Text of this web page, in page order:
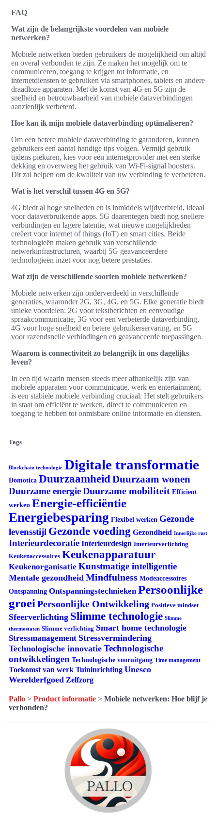
FAQ
Wat zijn de belangrijkste voordelen van mobiele
netwerken?
Mobiele netwerken bieden gebruikers de mogelijkheid om altijd
en overal verbonden te zijn. Ze maken het mogelijk om te
communiceren, toegang te krijgen tot informatie, en
internetdiensten te gebruiken via smartphones, tablets en andere
draadloze apparaten. Met de komst van 4G en 5G zijn de
snelheid en betrouwbaarheid van mobiele dataverbindingen
aanzienlijk verbeterd.
Hoe kan ik mijn mobiele dataverbinding optimaliseren?
Om een betere mobiele dataverbinding te garanderen, kunnen
gebruikers een aantal handige tips volgen. Vermijd gebruik
tijdens piekuren, kies voor een internetprovider met een sterke
dekking en overweeg het gebruik van Wi-Fi-signal boosters.
Dit zal helpen om de kwaliteit van uw verbinding te verbeteren.
Wat is het verschil tussen 4G en 5G?
4G biedt al hoge snelheden en is inmiddels wijdverbreid, ideaal
voor dataverbruikende apps. 5G daarentegen biedt nog snellere
verbindingen en lagere latentie, wat nieuwe mogelijkheden
creëert voor internet of things (IoT) en smart cities. Beide
technologieën maken gebruik van verschillende
netwerkinfrastructuren, waarbij 5G geavanceerdere
technologieën inzet voor nog betere prestaties.
Wat zijn de verschillende soorten mobiele netwerken?
Mobiele netwerken zijn onderverdeeld in verschillende
generaties, waaronder 2G, 3G, 4G, en 5G. Elke generatie biedt
unieke voordelen: 2G voor tekstberichten en eenvoudige
spraakcommunicatie, 3G voor een verbeterde dataverbinding,
4G voor hoge snelheid en betere gebruikerservaring, en 5G
voor razendsnelle verbindingen en geavanceerde toepassingen.
Waarom is connectiviteit zo belangrijk in ons dagelijks
leven?
In een tijd waarin mensen steeds meer afhankelijk zijn van
mobiele apparaten voor communicatie, werk en entertainment,
is een stabiele mobiele verbinding cruciaal. Het stelt gebruikers
in staat om efficiënt te werken, direct te communiceren en
toegang te hebben tot onmisbare online informatie en diensten.
Tags
Blockchain technologie Digitale transformatie
Domotica Duurzaamheid Duurzaam wonen
Duurzame energieDuurzame mobiliteit Efficient
werken Energie-efficiëntie
Energiebesparing Flexibel werken Gezonde
levensstijl Gezonde voeding Gezondheid Innerlijke rust
Interieurdecoratie Interieurdesign Interieurverlichting
Keukenaccessoires Keukenapparatuur
Keukenorganisatie Kunstmatige intelligentie
Mentale gezondheid Mindfulness Modeaccessoires
Ontspanning Ontspanningstechnieken Persoonlijke
groei Persoonlijke Ontwikkeling Positieve mindset
Sfeerverlichting Slimme technologie Slimme
thermostaten Slimme verlichting Smart home technologie
Stressmanagement Stressvermindering
Technologische innovatie Technologische
ontwikkelingen Technologische vooruitgang Time management
Toekomst van werk Tuininrichting Unesco
Werelderfgoed Zelfzorg
Pallo > Product informatie > Mobiele netwerken: Hoe blijf je
verbonden?